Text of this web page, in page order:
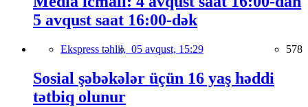
5 avqust saat 16:00-dək
Ekspress təhlil, 05 avqust, 15:29 578
Sosial şəbəkələr üçün 16 yaş həddi
tətbiq olunur